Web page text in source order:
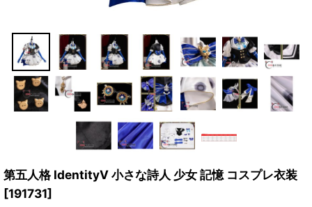
第五人格 IdentityV 小さな詩人 少女 記憶 コスプレ衣装
[191731]